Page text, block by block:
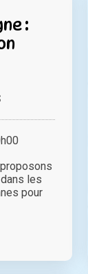
:
les
pour